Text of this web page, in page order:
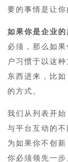
要的事情是让你
如果你是企业
必须，那么如
户习惯于以这
东西进来，比
的方式。
我们从列表开始
与平台互动的
为如果你不创
你必须领先一步